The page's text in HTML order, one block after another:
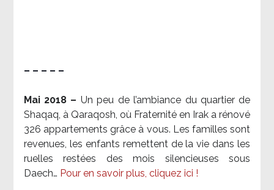
– – – – –
Mai 2018 – Un peu de l’ambiance du quartier de
Shaqaq, à Qaraqosh, où Fraternité en Irak a rénové
326 appartements grâce à vous. Les familles sont
revenues, les enfants remettent de la vie dans les
ruelles restées des mois silencieuses sous
Daech… Pour en savoir plus, cliquez ici !